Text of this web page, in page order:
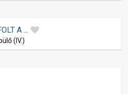
A ...
(IV.)